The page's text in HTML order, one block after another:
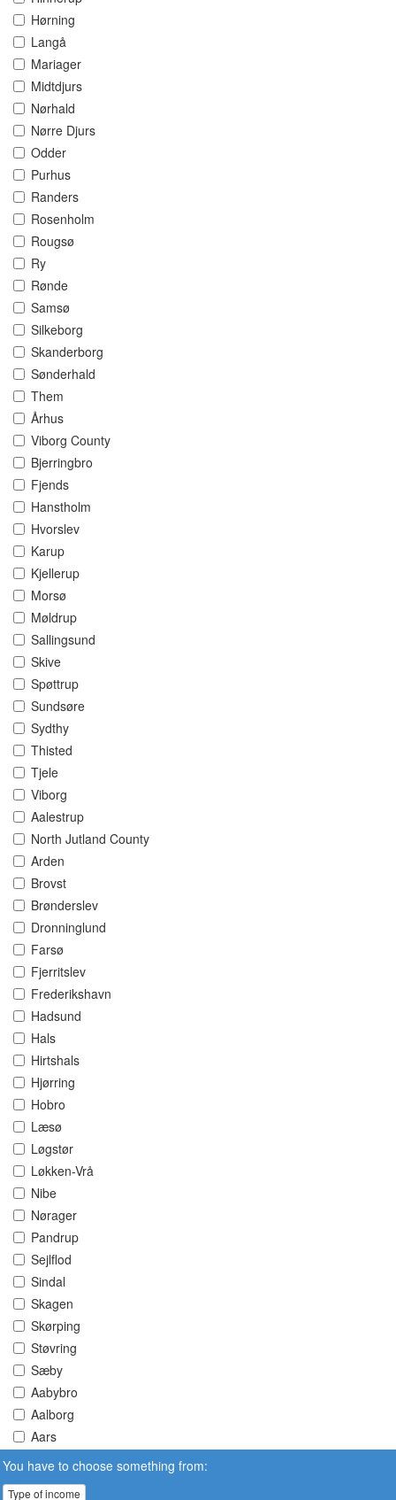
Hørning
Langå
Mariager
Midtdjurs
Nørhald
Nørre Djurs
Odder
Purhus
Randers
Rosenholm
Rougsø
Ry
Rønde
Samsø
Silkeborg
Skanderborg
Sønderhald
Them
Århus
Viborg County
Bjerringbro
Fjends
Hanstholm
Hvorslev
Karup
Kjellerup
Morsø
Møldrup
Sallingsund
Skive
Spøttrup
Sundsøre
Sydthy
Thisted
Tjele
Viborg
Aalestrup
North Jutland County
Arden
Brovst
Brønderslev
Dronninglund
Farsø
Fjerritslev
Frederikshavn
Hadsund
Hals
Hirtshals
Hjørring
Hobro
Læsø
Løgstør
Løkken-Vrå
Nibe
Nørager
Pandrup
Sejlflod
Sindal
Skagen
Skørping
Støvring
Sæby
Aabybro
Aalborg
Aars
You have to choose something from:
Type of income